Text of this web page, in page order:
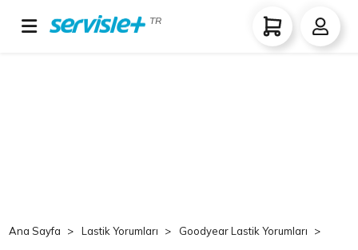
TR
Ana Sayfa Lastik Yorumları Goodyear Lastik Yorumları